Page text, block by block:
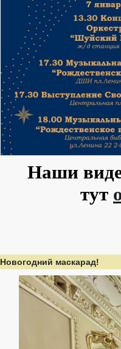
Наши
тут
Новогодний маскарад!